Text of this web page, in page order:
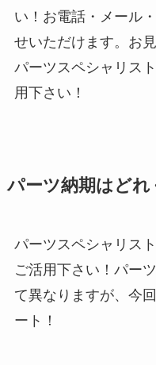
い！お電話・メール
せいただけます。お
パーツスペシャリス
用下さい！
パーツ納期はどれ
パーツスペシャリス
ご活用下さい！パー
て異なりますが、今
ート！